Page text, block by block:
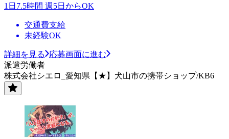
1日7.5時間 週5日からOK
交通費支給
未経験OK
詳細を見る
応募画面に進む
派遣労働者
株式会社シエロ_愛知県【★】犬山市の携帯ショップ/KB6